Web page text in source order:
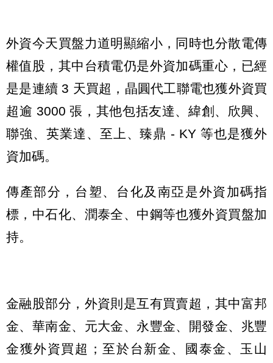
外資今天買盤力道明顯縮小，同時也分散電傳
權值股，其中台積電仍是外資加碼重心，已經
是是連續 3 天買超，晶圓代工聯電也獲外資買
超逾 3000 張，其他包括友達、緯創、欣興、
聯強、英業達、至上、臻鼎 - KY 等也是獲外
資加碼。
傳產部分，台塑、台化及南亞是外資加碼指
標，中石化、潤泰全、中鋼等也獲外資買盤加
持。
金融股部分，外資則是互有買賣超，其中富邦
金、華南金、元大金、永豐金、開發金、兆豐
金獲外資買超；至於台新金、國泰金、玉山